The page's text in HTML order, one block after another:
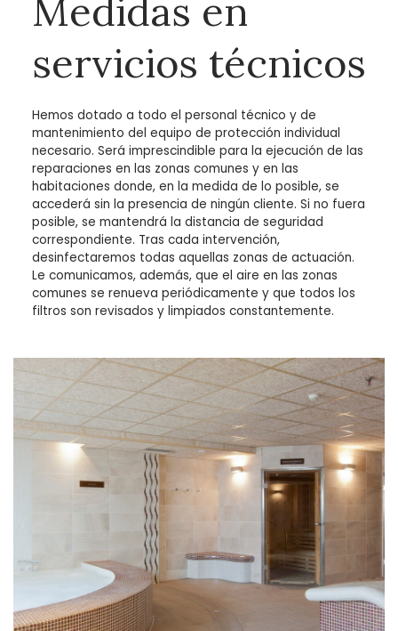
Medidas en
servicios técnicos
Hemos dotado a todo el personal técnico y de
mantenimiento del equipo de protección individual
necesario. Será imprescindible para la ejecución de las
reparaciones en las zonas comunes y en las
habitaciones donde, en la medida de lo posible, se
accederá sin la presencia de ningún cliente. Si no fuera
posible, se mantendrá la distancia de seguridad
correspondiente. Tras cada intervención,
desinfectaremos todas aquellas zonas de actuación.
Le comunicamos, además, que el aire en las zonas
comunes se renueva periódicamente y que todos los
filtros son revisados y limpiados constantemente.